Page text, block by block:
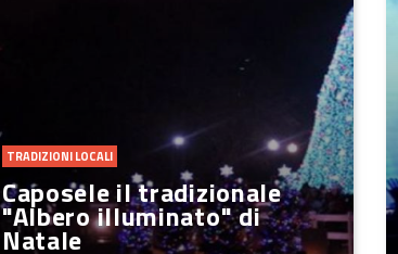
TRADIZIONI LOCALI
Caposele il tradizionale
"Albero illuminato" di
Natale